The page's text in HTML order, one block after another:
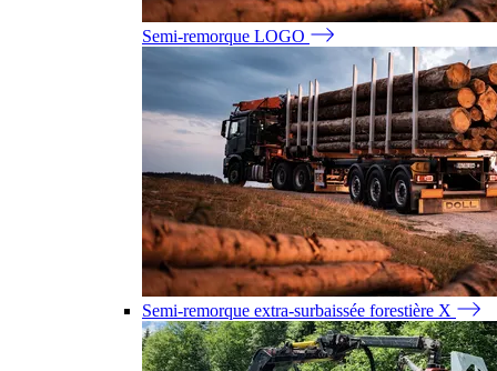
Semi-remorque LOGO
Semi-remorque extra-surbaissée forestière X